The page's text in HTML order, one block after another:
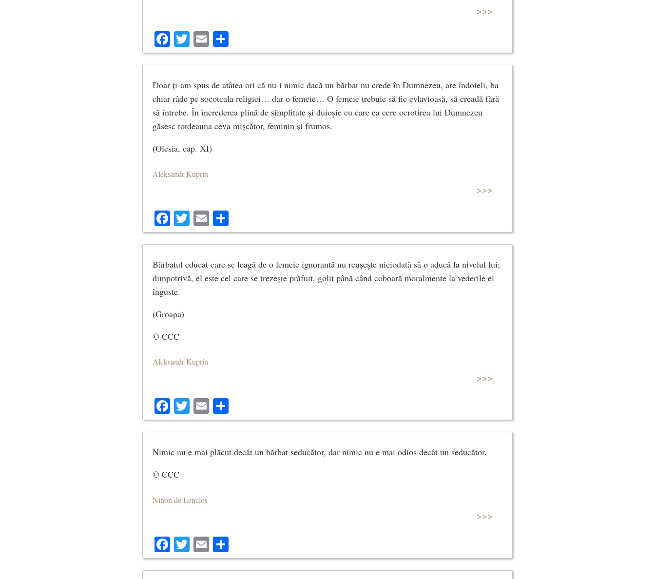
>>>
Facebook
Twitter
Email
Doar ți-am spus de atâtea ori că nu-i nimic dacă un bărbat nu crede în Dumnezeu, are îndoieli, ba
chiar râde pe socoteala religiei… dar o femeie… O femeie trebuie să fie evlavioasă, să creadă fără
să întrebe. În încrederea plină de simplitate și duioșie cu care ea cere ocrotirea lui Dumnezeu
găsesc totdeauna ceva mișcător, feminin și frumos.
(Olesia, cap. XI)
Aleksandr Kuprin
>>>
Facebook
Twitter
Email
Bărbatul educat care se leagă de o femeie ignorantă nu reuşeşte niciodată să o aducă la nivelul lui;
dimpotrivă, el este cel care se trezește prăfuit, golit până când coboară moralmente la vederile ei
înguste.
(Groapa)
© CCC
Aleksandr Kuprin
>>>
Facebook
Twitter
Email
Nimic nu e mai plăcut decât un bărbat seducător, dar nimic nu e mai odios decât un seducător.
© CCC
Ninon de Lenclos
>>>
Facebook
Twitter
Email